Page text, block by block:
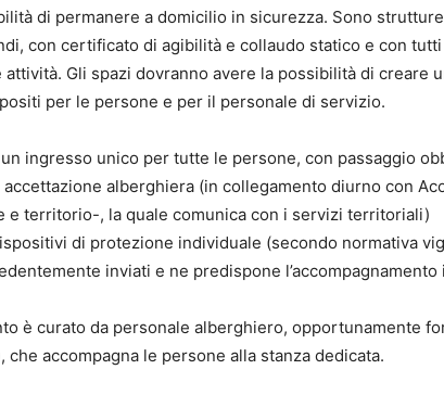
di permanere a domicilio in sicurezza. Sono
con certificato di agibilità e collaudo statico e con
Gli spazi dovranno avere la possibilità di creare
per le persone e per il personale di servizio.
ingresso unico per tutte le persone, con passaggio
alberghiera (in collegamento diurno con
e territorio-, la quale comunica con i servizi territoriali)
di protezione individuale (secondo normativa
inviati e ne predispone l’accompagnamento
è curato da personale alberghiero, opportunamente
accompagna le persone alla stanza dedicata.